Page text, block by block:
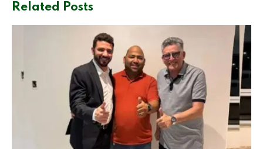
Related Posts